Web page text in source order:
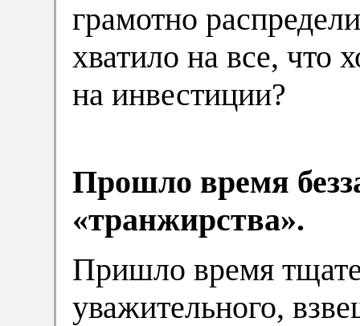
грамотно
хватило на все, что
на инвестиции?
Прошло время
«транжирства».
Пришло время
уважительного,